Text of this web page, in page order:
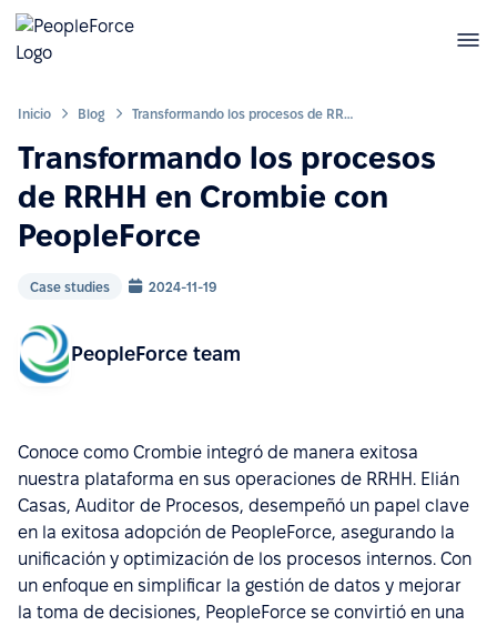
Inicio Blog Transformando los procesos de RRHH en Crombie con PeopleForce
Transformando los procesos
de RRHH en Crombie con
PeopleForce
Case studies 2024-11-19
PeopleForce team
Conoce como Crombie integró de manera exitosa
nuestra plataforma en sus operaciones de RRHH. Elián
Casas, Auditor de Procesos, desempeñó un papel clave
en la exitosa adopción de PeopleForce, asegurando la
unificación y optimización de los procesos internos. Con
un enfoque en simplificar la gestión de datos y mejorar
la toma de decisiones, PeopleForce se convirtió en una